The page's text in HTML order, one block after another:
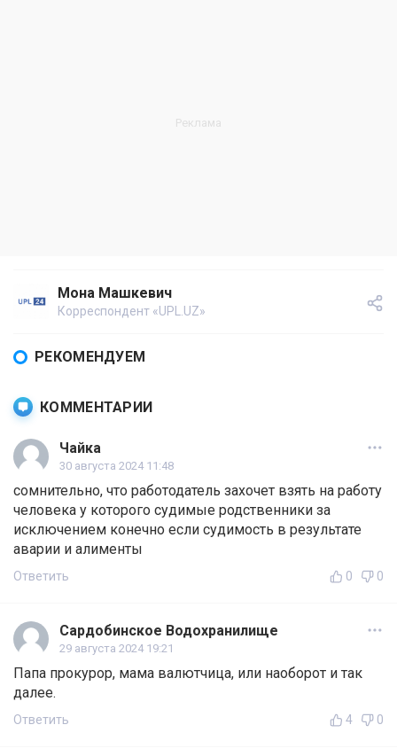
Мона Машкевич
Корреспондент «UPL.UZ»
РЕКОМЕНДУЕМ
КОММЕНТАРИИ
Чайка
30 августа 2024 11:48
сомнительно, что работодатель захочет взять на работу
человека у которого судимые родственники за
исключением конечно если судимость в результате
аварии и алименты
Ответить 0 0
Сардобинское Водохранилище
29 августа 2024 19:21
Папа прокурор, мама валютчица, или наоборот и так
далее.
Ответить 4 0